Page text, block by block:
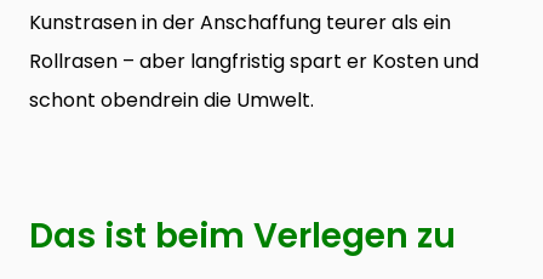
Kunstrasen in der Anschaffung teurer als ein
Rollrasen – aber langfristig spart er Kosten und
schont obendrein die Umwelt.
Das ist beim Verlegen zu